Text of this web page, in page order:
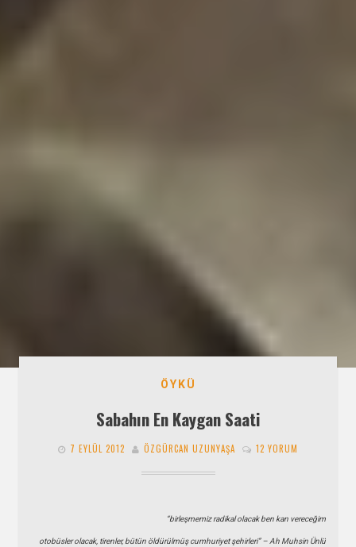
ÖYKÜ
Sabahın En Kaygan Saati
7 EYLÜL 2012 ÖZGÜRCAN UZUNYAŞA 12 YORUM
“birleşmemiz radikal olacak ben kan vereceğim
otobüsler olacak, tirenler, bütün öldürülmüş cumhuriyet şehirleri” – Ah Muhsin Ünlü